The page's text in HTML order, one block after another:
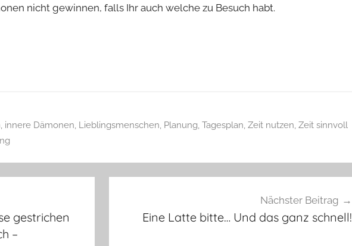
nicht gewinnen, falls Ihr auch welche zu Besuch habt.
, innere Dämonen, Lieblingsmenschen, Planung, Tagesplan, Zeit nutzen, Zeit sinnvoll
gestrichen
–
Nächster Beitrag
Eine Latte bitte… Und das ganz schnell!